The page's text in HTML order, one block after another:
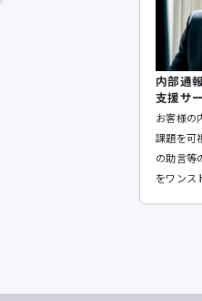
内部通
支援サ
お客様の
課題を可
の助言等
をワンス